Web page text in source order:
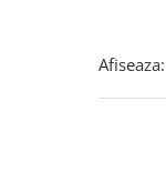
Afiseaza: